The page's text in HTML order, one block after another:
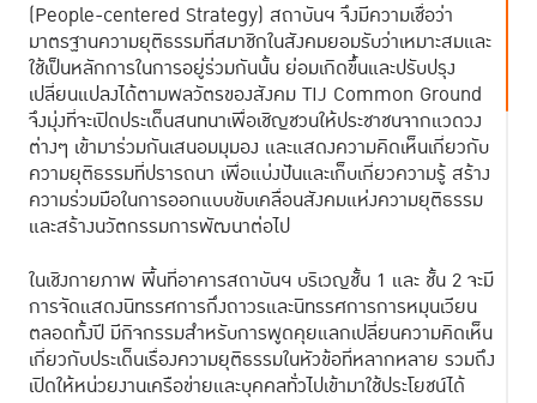
(People-centered Strategy) สถาบันฯ จึงมีความเชื่อว่า
มาตรฐานความยุติธรรมที่สมาชิกในสังคมยอมรับว่าเหมาะสมและ
ใช้เป็นหลักการในการอยู่ร่วมกันนั้น ย่อมเกิดขึ้นและปรับปรุง
เปลี่ยนแปลงได้ตามพลวัตรของสังคม TIJ Common Ground
จึงมุ่งที่จะเปิดประเด็นสนทนาเพื่อเชิญชวนให้ประชาชนจากแวดวง
ต่างๆ เข้ามาร่วมกันเสนอมมุมอง และแสดงความคิดเห็นเกี่ยวกับ
ความยุติธรรมที่ปรารถนา เพื่อแบ่งปันและเก็บเกี่ยวความรู้ สร้าง
ความร่วมมือในการออกแบบขับเคลื่อนสังคมแห่งความยุติธรรม
และสร้างนวัตกรรมการพัฒนาต่อไป
ในเชิงกายภาพ พื้นที่อาคารสถาบันฯ บริเวญชั้น 1 และ ชั้น 2 จะมี
การจัดแสดงนิทรรศการกึ่งถาวรและนิทรรศการการหมุนเวียน
ตลอดทั้งปี มีกิจกรรมสำหรับการพูดคุยแลกเปลี่ยนความคิดเห็น
เกี่ยวกับประเด็นเรื่องความยุติธรรมในหัวข้อที่หลากหลาย รวมถึง
เปิดให้หน่วยงานเครือข่ายและบุคคลทั่วไปเข้ามาใช้ประโยชน์ได้